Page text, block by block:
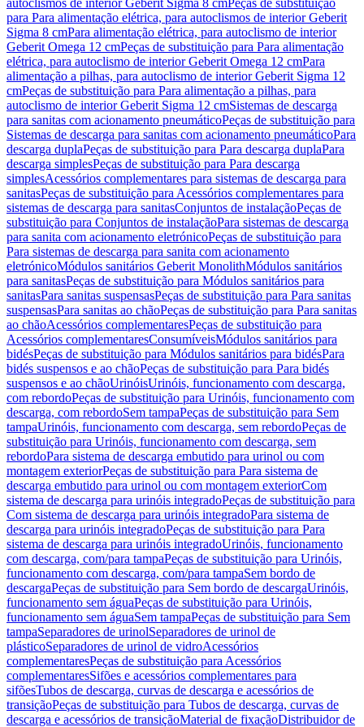
autoclismos de interior Geberit Sigma 8 cmPeças de substituição
para Para alimentação elétrica, para autoclismos de interior Geberit
Sigma 8 cmPara alimentação elétrica, para autoclismo de interior
Geberit Omega 12 cmPeças de substituição para Para alimentação
elétrica, para autoclismo de interior Geberit Omega 12 cmPara
alimentação a pilhas, para autoclismo de interior Geberit Sigma 12
cmPeças de substituição para Para alimentação a pilhas, para
autoclismo de interior Geberit Sigma 12 cmSistemas de descarga
para sanitas com acionamento pneumáticoPeças de substituição para
Sistemas de descarga para sanitas com acionamento pneumáticoPara
descarga duplaPeças de substituição para Para descarga duplaPara
descarga simplesPeças de substituição para Para descarga
simplesAcessórios complementares para sistemas de descarga para
sanitasPeças de substituição para Acessórios complementares para
sistemas de descarga para sanitasConjuntos de instalaçãoPeças de
substituição para Conjuntos de instalaçãoPara sistemas de descarga
para sanita com acionamento eletrónicoPeças de substituição para
Para sistemas de descarga para sanita com acionamento
eletrónicoMódulos sanitários Geberit MonolithMódulos sanitários
para sanitasPeças de substituição para Módulos sanitários para
sanitasPara sanitas suspensasPeças de substituição para Para sanitas
suspensasPara sanitas ao chãoPeças de substituição para Para sanitas
ao chãoAcessórios complementaresPeças de substituição para
Acessórios complementaresConsumíveisMódulos sanitários para
bidésPeças de substituição para Módulos sanitários para bidésPara
bidés suspensos e ao chãoPeças de substituição para Para bidés
suspensos e ao chãoUrinóisUrinóis, funcionamento com descarga,
com rebordoPeças de substituição para Urinóis, funcionamento com
descarga, com rebordoSem tampaPeças de substituição para Sem
tampaUrinóis, funcionamento com descarga, sem rebordoPeças de
substituição para Urinóis, funcionamento com descarga, sem
rebordoPara sistema de descarga embutido para urinol ou com
montagem exteriorPeças de substituição para Para sistema de
descarga embutido para urinol ou com montagem exteriorCom
sistema de descarga para urinóis integradoPeças de substituição para
Com sistema de descarga para urinóis integradoPara sistema de
descarga para urinóis integradoPeças de substituição para Para
sistema de descarga para urinóis integradoUrinóis, funcionamento
com descarga, com/para tampaPeças de substituição para Urinóis,
funcionamento com descarga, com/para tampaSem bordo de
descargaPeças de substituição para Sem bordo de descargaUrinóis,
funcionamento sem águaPeças de substituição para Urinóis,
funcionamento sem águaSem tampaPeças de substituição para Sem
tampaSeparadores de urinolSeparadores de urinol de
plásticoSeparadores de urinol de vidroAcessórios
complementaresPeças de substituição para Acessórios
complementaresSifões e acessórios complementares para
sifõesTubos de descarga, curvas de descarga e acessórios de
transiçãoPeças de substituição para Tubos de descarga, curvas de
descarga e acessórios de transiçãoMaterial de fixaçãoDistribuidor de